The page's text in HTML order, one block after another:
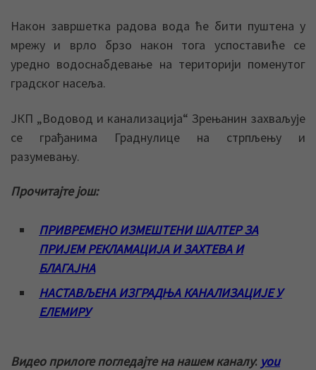
Након завршетка радова вода ће бити пуштена у
мрежу и врло брзо након тога успоставиће се
уредно водоснабдевање на територији поменутог
градског насеља.
ЈКП „Водовод и канализација“ Зрењанин захваљује
се грађанима Граднулице на стрпљењу и
разумевању.
Прочитајте још:
ПРИВРЕМЕНО ИЗМЕШТЕНИ ШАЛТЕР ЗА
ПРИЈЕМ РЕКЛАМАЦИЈА И ЗАХТЕВА И
БЛАГАЈНА
НАСТАВЉЕНА ИЗГРАДЊА КАНАЛИЗАЦИЈЕ У
ЕЛЕМИРУ
Видео прилоге погледајте на нашем каналу: you